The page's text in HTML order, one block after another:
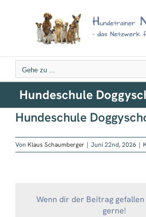
Gehe zu ...
Hundeschule
Hundeschule
Von Klaus Schaumberger | Juni 22nd, 2026 |
Wenn dir der Beitrag
gerne!